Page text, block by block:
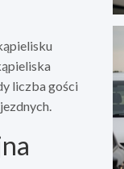
liczba gości